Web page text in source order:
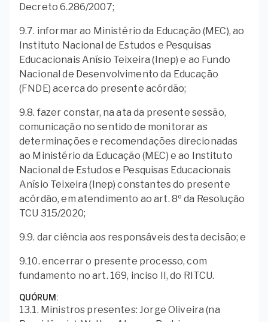
Decreto 6.286/2007;
9.7. informar ao Ministério da Educação (MEC), ao
Instituto Nacional de Estudos e Pesquisas
Educacionais Anísio Teixeira (Inep) e ao Fundo
Nacional de Desenvolvimento da Educação
(FNDE) acerca do presente acórdão;
9.8. fazer constar, na ata da presente sessão,
comunicação no sentido de monitorar as
determinações e recomendações direcionadas
ao Ministério da Educação (MEC) e ao Instituto
Nacional de Estudos e Pesquisas Educacionais
Anísio Teixeira (Inep) constantes do presente
acórdão, em atendimento ao art. 8º da Resolução
TCU 315/2020;
9.9. dar ciência aos responsáveis desta decisão; e
9.10. encerrar o presente processo, com
fundamento no art. 169, inciso II, do RITCU.
QUÓRUM
13.1. Ministros presentes: Jorge Oliveira (na